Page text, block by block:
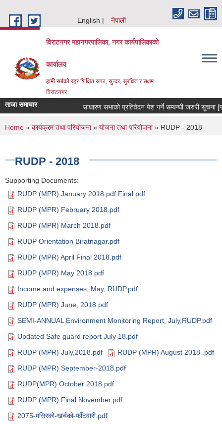
English
नेपाली
विराटनगर महानगरपालिका, नगर कार्यपालिकाको
कार्यालय
हामी सबैको रहर शिक्षित सफा, सुन्दर, सुरक्षित र सक्षम
विराटनगर
ताजा समाचार साधारण सभाको प्रतिवेदन पेश गर्ने सम्बन्धी जरुरी सूचना
You are here
Home » कार्यक्रम तथा परियोजना» योजना तथा परियोजना» RUDP - 2018
RUDP - 2018
Supporting Documents:
RUDP (MPR) January 2018.pdf Final.pdf
RUDP (MPR) February 2018.pdf
RUDP (MPR) March 2018.pdf
RUDP Orientation Biratnagar.pdf
RUDP (MPR) April Final 2018.pdf
RUDP (MPR) May 2018.pdf
Income and expenses, May, RUDP.pdf
RUDP (MPR) June, 2018.pdf
SEMI-ANNUAL Environment Monitoring Report, July,RUDP.pdf
Updated Safe guard report July 18.pdf
RUDP (MPR) July,2018.pdf
RUDP (MPR) August 2018 .pdf
RUDP (MPR) September-2018.pdf
RUDP(MPR) October 2018.pdf
RUDP (MPR) Final November.pdf
2075-मंसिरको-खर्चको-फाँटवारी.pdf